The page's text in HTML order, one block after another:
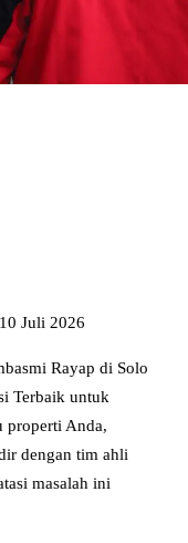
10 Juli 2026
Rayap di Solo
Terbaik untuk
properti Anda,
dengan tim ahli
masalah ini